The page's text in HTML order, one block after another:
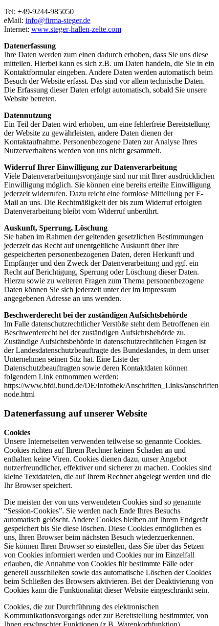
Tel: +49-9244-985050
eMail: info@firma-steger.de
Internet: www.steger-hallen-zelte.com
Datenerfassung
Ihre Daten werden zum einen dadurch erhoben, dass Sie uns diese
mitteilen. Hierbei kann es sich z.B. um Daten handeln, die Sie in ein
Kontaktformular eingeben. Andere Daten werden automatisch beim
Besuch der Website erfasst. Das sind vor allem technische Daten.
Die Erfassung dieser Daten erfolgt automatisch, sobald Sie unsere
Website betreten.
Datennutzung
Ein Teil der Daten wird erhoben, um eine fehlerfreie Bereitstellung
der Website zu gewährleisten, andere Daten dienen der
Kontaktaufnahme. Personenbezogene Daten zur Analyse Ihres
Nutzerverhaltens werden von uns nicht gesammelt.
Widerruf Ihrer Einwilligung zur Datenverarbeitung
Viele Datenverarbeitungsvorgänge sind nur mit Ihrer ausdrücklichen
Einwilligung möglich. Sie können eine bereits erteilte Einwilligung
jederzeit widerrufen. Dazu reicht eine formlose Mitteilung per E-
Mail an uns. Die Rechtmäßigkeit der bis zum Widerruf erfolgten
Datenverarbeitung bleibt vom Widerruf unberührt.
Auskunft, Sperrung, Löschung
Sie haben im Rahmen der geltenden gesetzlichen Bestimmungen
jederzeit das Recht auf unentgeltliche Auskunft über Ihre
gespeicherten personenbezogenen Daten, deren Herkunft und
Empfänger und den Zweck der Datenverarbeitung und ggf. ein
Recht auf Berichtigung, Sperrung oder Löschung dieser Daten.
Hierzu sowie zu weiteren Fragen zum Thema personenbezogene
Daten können Sie sich jederzeit unter der im Impressum
angegebenen Adresse an uns wenden.
Beschwerderecht bei der zuständigen Aufsichtsbehörde
Im Falle datenschutzrechtlicher Verstöße steht dem Betroffenen ein
Beschwerderecht bei der zuständigen Aufsichtsbehörde zu.
Zuständige Aufsichtsbehörde in datenschutzrechtlichen Fragen ist
der Landesdatenschutzbeauftragte des Bundeslandes, in dem unser
Unternehmen seinen Sitz hat. Eine Liste der
Datenschutzbeauftragten sowie deren Kontaktdaten können
folgendem Link entnommen werden:
https://www.bfdi.bund.de/DE/Infothek/Anschriften_Links/
node.html
Datenerfassung auf unserer Website
Cookies
Unsere Internetseiten verwenden teilweise so genannte Cookies.
Cookies richten auf Ihrem Rechner keinen Schaden an und
enthalten keine Viren. Cookies dienen dazu, unser Angebot
nutzerfreundlicher, effektiver und sicherer zu machen. Cookies sind
kleine Textdateien, die auf Ihrem Rechner abgelegt werden und die
Ihr Browser speichert.
Die meisten der von uns verwendeten Cookies sind so genannte
“Session-Cookies”. Sie werden nach Ende Ihres Besuchs
automatisch gelöscht. Andere Cookies bleiben auf Ihrem Endgerät
gespeichert bis Sie diese löschen. Diese Cookies ermöglichen es
uns, Ihren Browser beim nächsten Besuch wiederzuerkennen.
Sie können Ihren Browser so einstellen, dass Sie über das Setzen
von Cookies informiert werden und Cookies nur im Einzelfall
erlauben, die Annahme von Cookies für bestimmte Fälle oder
generell ausschließen sowie das automatische Löschen der Cookies
beim Schließen des Browsers aktivieren. Bei der Deaktivierung von
Cookies kann die Funktionalität dieser Website eingeschränkt sein.
Cookies, die zur Durchführung des elektronischen
Kommunikationsvorgangs oder zur Bereitstellung bestimmter, von
Ihnen erwünschter Funktionen (z.B. Warenkorbfunktion)